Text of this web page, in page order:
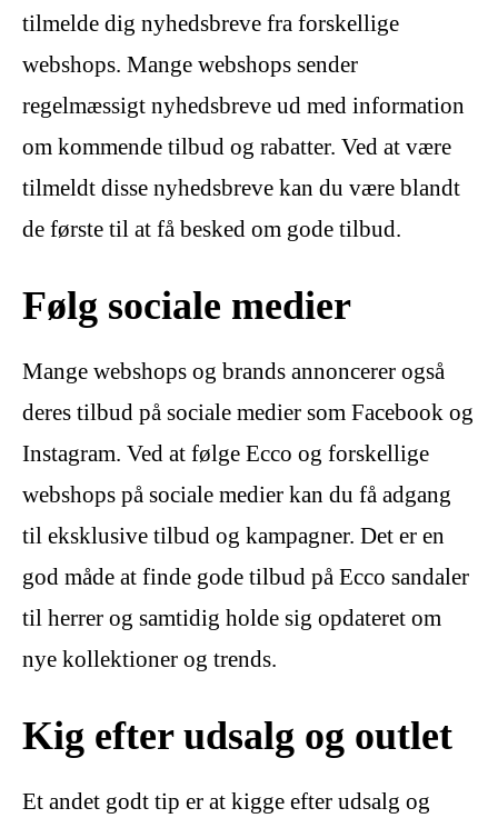
tilmelde dig nyhedsbreve fra forskellige
webshops. Mange webshops sender
regelmæssigt nyhedsbreve ud med information
om kommende tilbud og rabatter. Ved at være
tilmeldt disse nyhedsbreve kan du være blandt
de første til at få besked om gode tilbud.
Følg sociale medier
Mange webshops og brands annoncerer også
deres tilbud på sociale medier som Facebook og
Instagram. Ved at følge Ecco og forskellige
webshops på sociale medier kan du få adgang
til eksklusive tilbud og kampagner. Det er en
god måde at finde gode tilbud på Ecco sandaler
til herrer og samtidig holde sig opdateret om
nye kollektioner og trends.
Kig efter udsalg og outlet
Et andet godt tip er at kigge efter udsalg og